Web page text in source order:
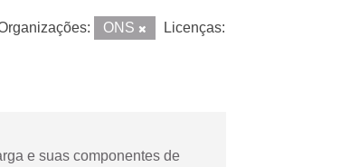
ONS
Licenças:
e suas componentes de